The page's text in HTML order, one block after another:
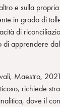
e sulla
in grado di
di
di apprendere
Maestro,
richiede
dove il